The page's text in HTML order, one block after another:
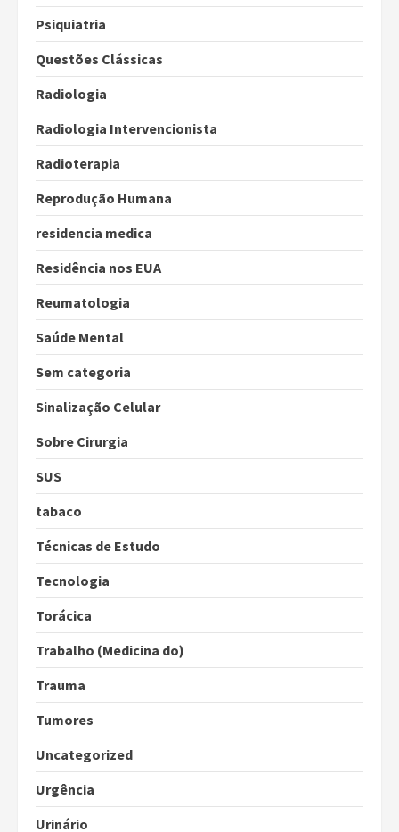
Psiquiatria
Questões Clássicas
Radiologia
Radiologia Intervencionista
Radioterapia
Reprodução Humana
residencia medica
Residência nos EUA
Reumatologia
Saúde Mental
Sem categoria
Sinalização Celular
Sobre Cirurgia
SUS
tabaco
Técnicas de Estudo
Tecnologia
Torácica
Trabalho (Medicina do)
Trauma
Tumores
Uncategorized
Urgência
Urinário